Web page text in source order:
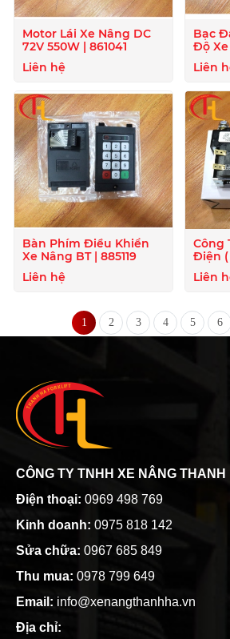
Motor Lái Xe Nâng DC
72V 550W | 861041
Liên hệ
Bạc
Độ Xe
872129
Liên
Bàn Phím Điều Khiển
Xe Nâng BT | 885119
Liên hệ
Công
Điện (
Liên
1 2 3 4 5 6
CÔNG TY TNHH XE NÂNG THANH
Điện thoại: 0969 498 769
Kinh doanh: 0975 818 142
Sửa chữa: 0967 685 849
Thu mua: 0978 799 649
Email: info@xenangthanhha.vn
Địa chỉ: